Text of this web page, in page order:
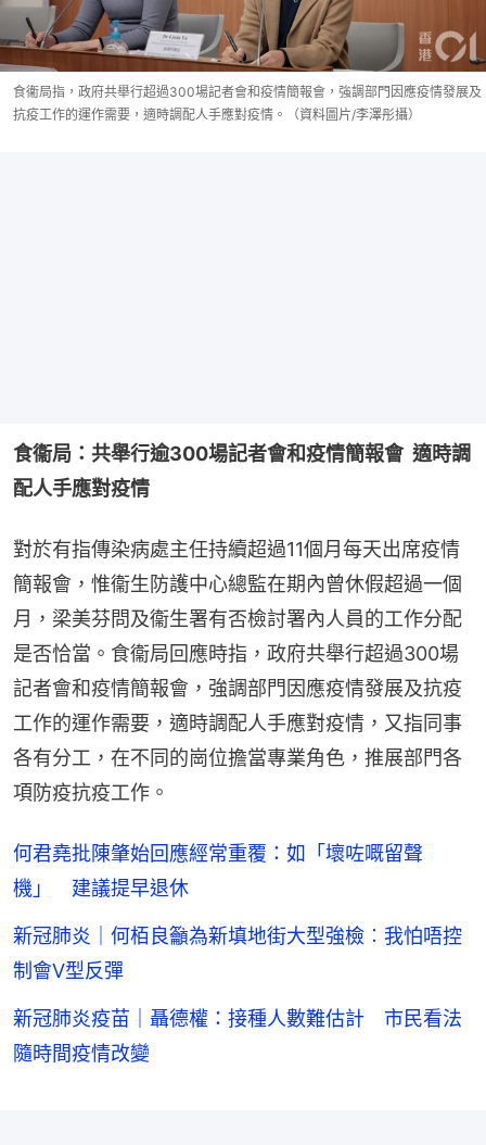
食衞局指，政府共舉行超過300場記者會和疫情簡報會，強調部門因應疫情發展及
抗疫工作的運作需要，適時調配人手應對疫情。（資料圖片/李澤彤攝）
食衞局：共舉行逾300場記者會和疫情簡報會  適時調
配人手應對疫情
對於有指傳染病處主任持續超過11個月每天出席疫情
簡報會，惟衞生防護中心總監在期內曾休假超過一個
月，梁美芬問及衞生署有否檢討署內人員的工作分配
是否恰當。食衞局回應時指，政府共舉行超過300場
記者會和疫情簡報會，強調部門因應疫情發展及抗疫
工作的運作需要，適時調配人手應對疫情，又指同事
各有分工，在不同的崗位擔當專業角色，推展部門各
項防疫抗疫工作。
何君堯批陳肇始回應經常重覆：如「壞咗嘅留聲
機」 建議提早退休
新冠肺炎｜何栢良籲為新填地街大型強檢︰我怕唔控
制會V型反彈
新冠肺炎疫苗｜聶德權：接種人數難估計 市民看法
隨時間疫情改變